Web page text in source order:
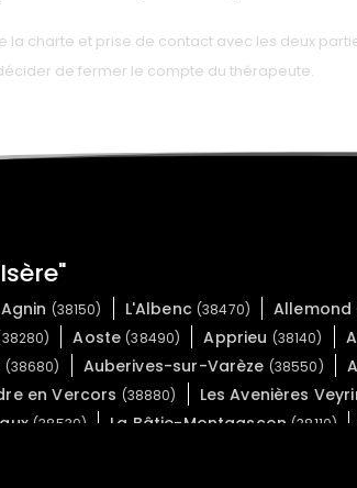
charte et prise de contact avec les deux
de fermer le compte du thérapeute.
Agnin (38150) L'Albenc (38470) Allemond
Aoste (38490) Apprieu (38140)
(38680) Auberives-sur-Varèze (38550)
en Vercors (38880) Les Avenières
(38530) La Bâtie-Montgascon (38110)